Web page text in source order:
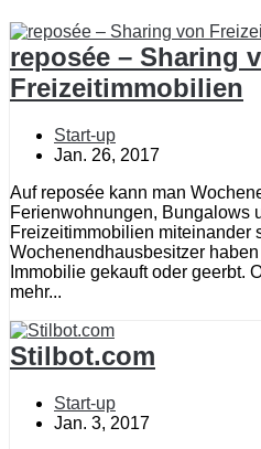
reposée – Sharing
Freizeitimmobilien
Start-up
Jan. 26, 2017
Auf reposée kann man
Ferienwohnungen, Bungalows
Freizeitimmobilien miteinander
Wochenendhausbesitzer
Immobilie gekauft oder geerbt.
mehr...
Stilbot.com
Start-up
Jan. 3, 2017